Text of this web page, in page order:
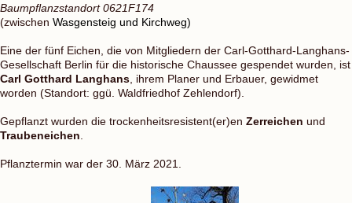
Baumpflanzstandort 0621F174
(zwischen Wasgensteig und Kirchweg)
Eine der fünf Eichen, die von Mitgliedern der Carl-Gotthard-Langhans-
Gesellschaft Berlin für die historische Chaussee gespendet wurden, ist
Carl Gotthard Langhans, ihrem Planer und Erbauer, gewidmet
worden (Standort: ggü. Waldfriedhof Zehlendorf).
Gepflanzt wurden die trockenheitsresistent(er)en Zerreichen und
Traubeneichen.
Pflanztermin war der 30. März 2021.